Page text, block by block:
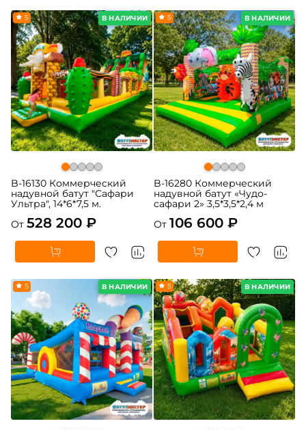
В НАЛИЧИИ
5
B-16130 Коммерческий
надувной батут "Сафари
Ультра", 14*6*7,5 м.
От 528 200 ₽
В НАЛИЧИИ
5
B-16280 Коммерческий
надувной батут «Чудо-
сафари 2» 3,5*3,5*2,4 м
От 106 600 ₽
В НАЛИЧИИ
5 В НАЛИЧИИ
5